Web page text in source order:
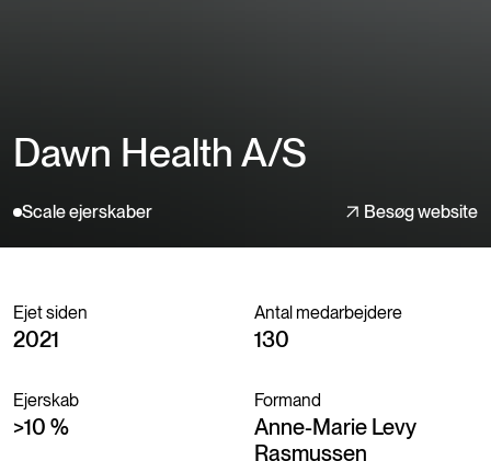
Dawn Health A/S
Scale ejerskaber Besøg website
Ejet siden
2021
Antal medarbejdere
130
Ejerskab
>10 %
Formand
Anne-Marie Levy
Rasmussen